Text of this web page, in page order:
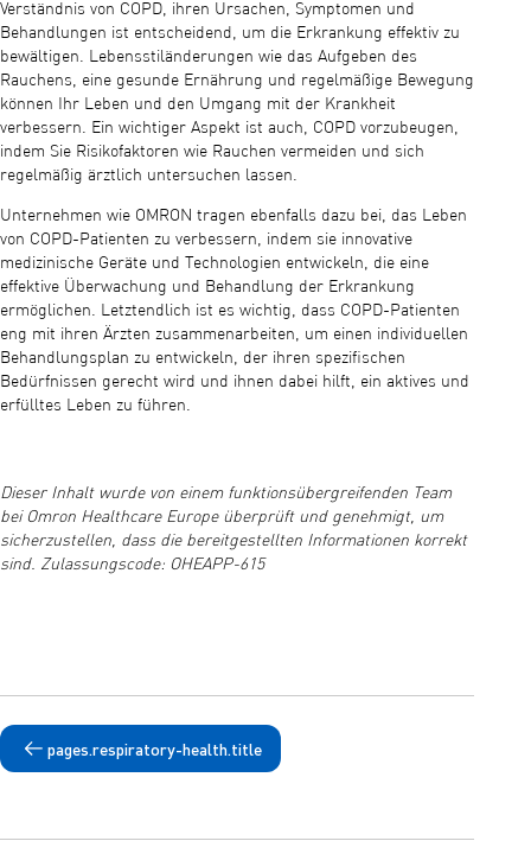
Verständnis von COPD, ihren Ursachen, Symptomen und
Behandlungen ist entscheidend, um die Erkrankung effektiv zu
bewältigen. Lebensstiländerungen wie das Aufgeben des
Rauchens, eine gesunde Ernährung und regelmäßige Bewegung
können Ihr Leben und den Umgang mit der Krankheit
verbessern. Ein wichtiger Aspekt ist auch, COPD vorzubeugen,
indem Sie Risikofaktoren wie Rauchen vermeiden und sich
regelmäßig ärztlich untersuchen lassen.
Unternehmen wie OMRON tragen ebenfalls dazu bei, das Leben
von COPD-Patienten zu verbessern, indem sie innovative
medizinische Geräte und Technologien entwickeln, die eine
effektive Überwachung und Behandlung der Erkrankung
ermöglichen. Letztendlich ist es wichtig, dass COPD-Patienten
eng mit ihren Ärzten zusammenarbeiten, um einen individuellen
Behandlungsplan zu entwickeln, der ihren spezifischen
Bedürfnissen gerecht wird und ihnen dabei hilft, ein aktives und
erfülltes Leben zu führen.
Dieser Inhalt wurde von einem funktionsübergreifenden Team
bei Omron Healthcare Europe überprüft und genehmigt, um
sicherzustellen, dass die bereitgestellten Informationen korrekt
sind. Zulassungscode: OHEAPP-615
pages.respiratory-health.title